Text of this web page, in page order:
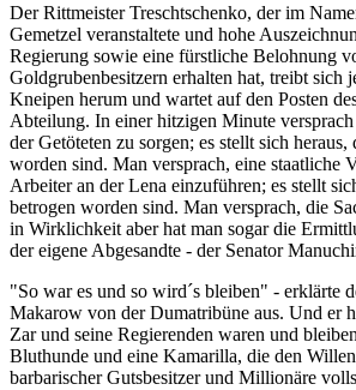
Der Rittmeister Treschtschenko, der im
Gemetzel veranstaltete und hohe
Regierung sowie eine fürstliche Belohnung
Goldgrubenbesitzern erhalten hat, treibt sich
Kneipen herum und wartet auf den Posten
Abteilung. In einer hitzigen Minute
der Getöteten zu sorgen; es stellt sich heraus,
worden sind. Man versprach, eine staatliche
Arbeiter an der Lena einzuführen; es stellt
betrogen worden sind. Man versprach, die
in Wirklichkeit aber hat man sogar die
der eigene Abgesandte - der Senator
"So war es und so wird´s bleiben" - erklärte
Makarow von der Dumatribüne aus. Und er
Zar und seine Regierenden waren und
Bluthunde und eine Kamarilla, die den
barbarischer Gutsbesitzer und Millionäre